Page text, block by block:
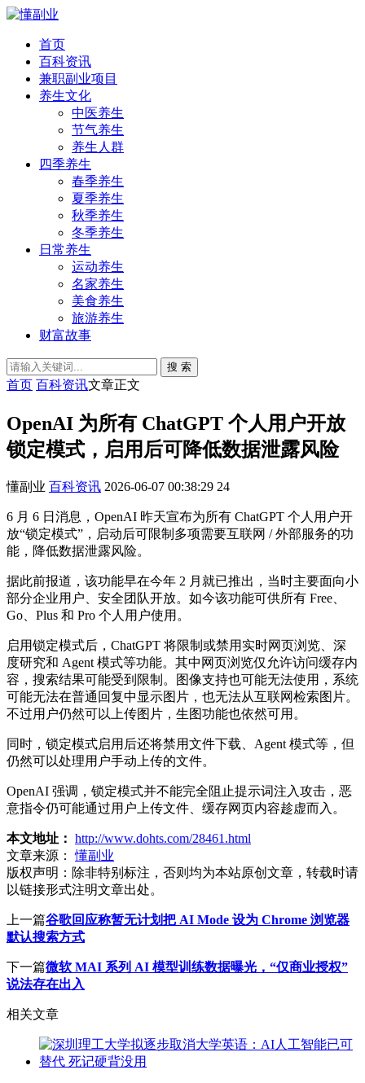
首页
百科资讯
兼职副业项目
养生文化
中医养生
节气养生
养生人群
四季养生
春季养生
夏季养生
秋季养生
冬季养生
日常养生
运动养生
名家养生
美食养生
旅游养生
财富故事
搜 索
首页 百科资讯文章正文
OpenAI 为所有 ChatGPT 个人用户开放
锁定模式，启用后可降低数据泄露风险
懂副业 百科资讯 2026-06-07 00:38:29 24
6 月 6 日消息，OpenAI 昨天宣布为所有 ChatGPT 个人用户开
放“锁定模式”，启动后可限制多项需要互联网 / 外部服务的功
能，降低数据泄露风险。
据此前报道，该功能早在今年 2 月就已推出，当时主要面向小
部分企业用户、安全团队开放。如今该功能可供所有 Free、
Go、Plus 和 Pro 个人用户使用。
启用锁定模式后，ChatGPT 将限制或禁用实时网页浏览、深
度研究和 Agent 模式等功能。其中网页浏览仅允许访问缓存内
容，搜索结果可能受到限制。图像支持也可能无法使用，系统
可能无法在普通回复中显示图片，也无法从互联网检索图片。
不过用户仍然可以上传图片，生图功能也依然可用。
同时，锁定模式启用后还将禁用文件下载、Agent 模式等，但
仍然可以处理用户手动上传的文件。
OpenAI 强调，锁定模式并不能完全阻止提示词注入攻击，恶
意指令仍可能通过用户上传文件、缓存网页内容趁虚而入。
本文地址： http://www.dohts.com/28461.html
文章来源：
懂副业
版权声明： 除非特别标注，否则均为本站原创文章，转载时请
以链接形式注明文章出处。
上一篇谷歌回应称暂无计划把 AI Mode 设为 Chrome 浏览器
默认搜索方式
下一篇微软 MAI 系列 AI 模型训练数据曝光，“仅商业授权”
说法存在出入
相关文章